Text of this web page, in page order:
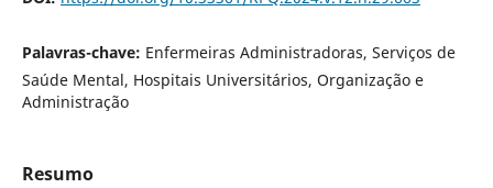
Palavras-chave: Enfermeiras Administradoras, Serviços de
Saúde Mental, Hospitais Universitários, Organização e
Administração
Resumo